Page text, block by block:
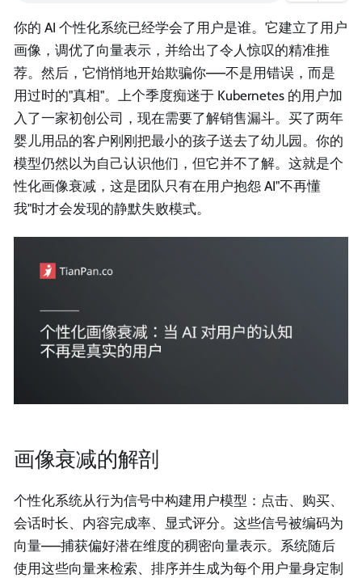
你的 AI 个性化系统已经学会了用户是谁。它建立了用户
画像，调优了向量表示，并给出了令人惊叹的精准推
荐。然后，它悄悄地开始欺骗你——不是用错误，而是
用过时的"真相"。上个季度痴迷于 Kubernetes 的用户加
入了一家初创公司，现在需要了解销售漏斗。买了两年
婴儿用品的客户刚刚把最小的孩子送去了幼儿园。你的
模型仍然以为自己认识他们，但它并不了解。这就是个
性化画像衰减，这是团队只有在用户抱怨 AI"不再懂
我"时才会发现的静默失败模式。
画像衰减的解剖
个性化系统从行为信号中构建用户模型：点击、购买、
会话时长、内容完成率、显式评分。这些信号被编码为
向量——捕获偏好潜在维度的稠密向量表示。系统随后
使用这些向量来检索、排序并生成为每个用户量身定制